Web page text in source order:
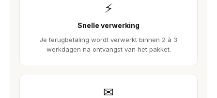
⚡
Snelle verwerking
Je terugbetaling wordt verwerkt binnen 2 à 3
werkdagen na ontvangst van het pakket.
✉